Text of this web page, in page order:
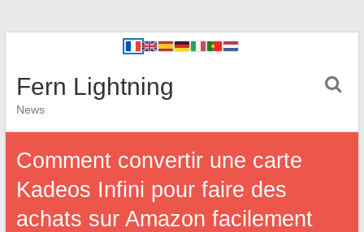
Fern Lightning
News
Comment convertir une carte
Kadeos Infini pour faire des
achats sur Amazon facilement